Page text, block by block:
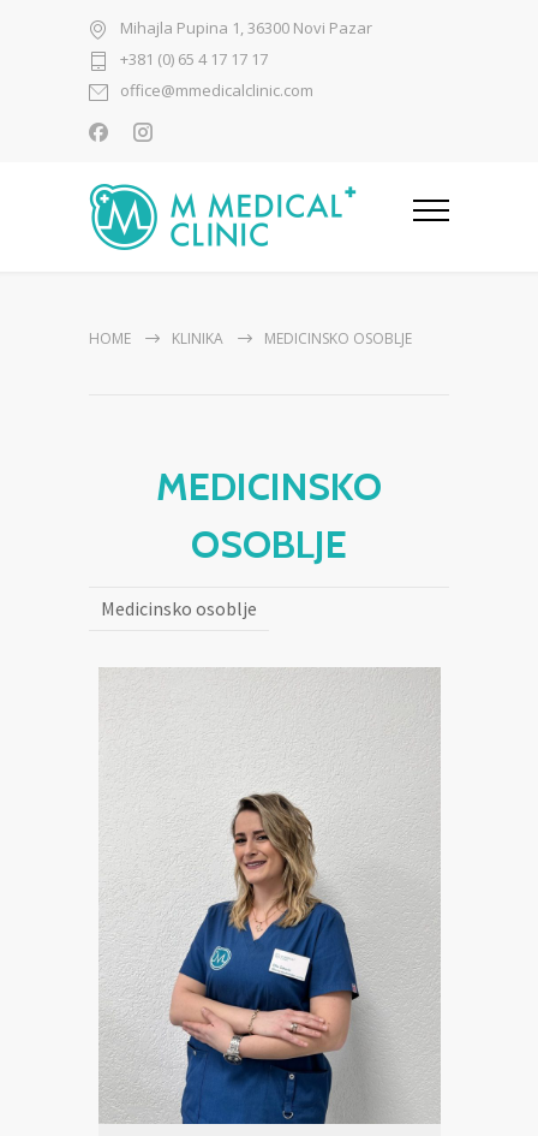
Mihajla Pupina 1, 36300 Novi Pazar
+381 (0) 65 4 17 17 17
office@mmedicalclinic.com
HOME KLINIKA MEDICINSKO OSOBLJE
MEDICINSKO
OSOBLJE
Medicinsko osoblje